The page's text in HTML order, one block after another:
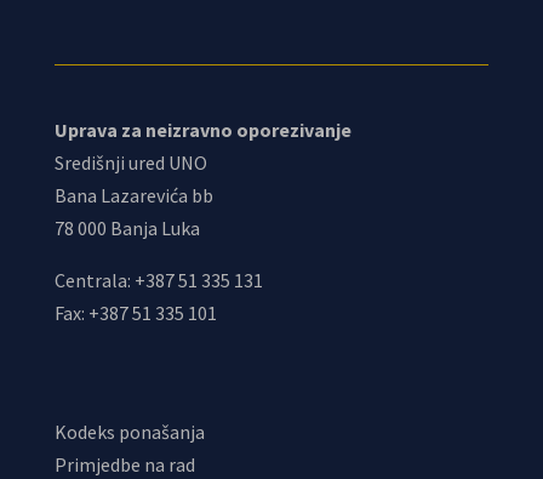
Uprava za neizravno oporezivanje
Središnji ured UNO
Bana Lazarevića bb
78 000 Banja Luka
Centrala: +387 51 335 131
Fax: +387 51 335 101
Kodeks ponašanja
Primjedbe na rad